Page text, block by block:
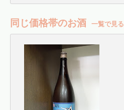
同じ価格帯のお酒 一覧で見る